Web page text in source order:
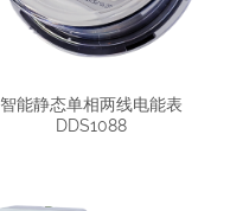
智能静态单相两线电能表
DDS1088